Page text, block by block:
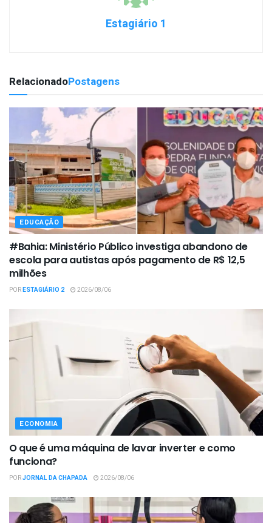
Estagiário 1
RelacionadoPostagens
EDUCAÇÃO
#Bahia: Ministério Público investiga abandono de
escola para autistas após pagamento de R$ 12,5
milhões
PORESTAGIÁRIO 2 2026/08/06
ECONOMIA
O que é uma máquina de lavar inverter e como
funciona?
PORJORNAL DA CHAPADA 2026/08/06